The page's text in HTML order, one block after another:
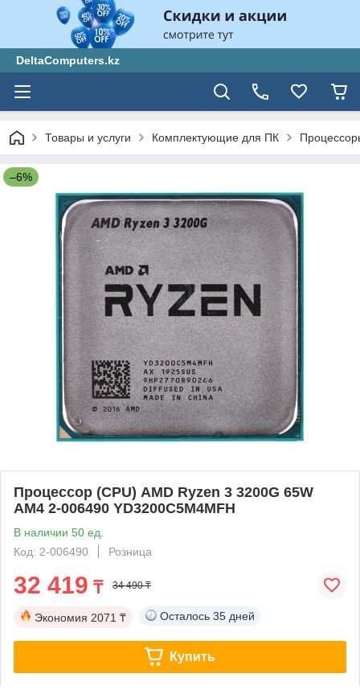
DeltaComputers.kz
Товары и услуги Комплектующие для ПК
–6%
Процессор (CPU) AMD Ryzen 3 3200G 65W
AM4 2-006490 YD3200C5M4MFH
В наличии 50 ед.
Код: 2-006490
Розница
32 419 ₸ 34 490 ₸
Экономия 2071 ₸ Осталось 35 дней
Купить